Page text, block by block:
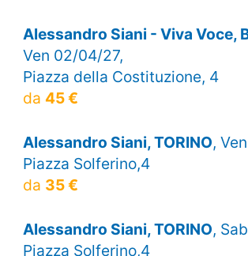
Alessandro Siani - Viva Voce,
Ven 02/04/27,
Piazza della Costituzione, 4
da 45 €
Alessandro Siani, TORINO,
Piazza Solferino,4
da 35 €
Alessandro Siani, TORINO,
Piazza Solferino,4